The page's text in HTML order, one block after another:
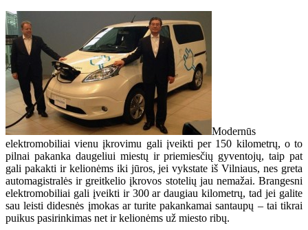
Modernūs
elektromobiliai vienu įkrovimu gali įveikti per 150 kilometrų, o to
pilnai pakanka daugeliui miestų ir priemiesčių gyventojų, taip pat
gali pakakti ir kelionėms iki jūros, jei vykstate iš Vilniaus, nes greta
automagistralės ir greitkelio įkrovos stotelių jau nemažai. Brangesni
elektromobiliai gali įveikti ir 300 ar daugiau kilometrų, tad jei galite
sau leisti didesnės įmokas ar turite pakankamai santaupų – tai tikrai
puikus pasirinkimas net ir kelionėms už miesto ribų.